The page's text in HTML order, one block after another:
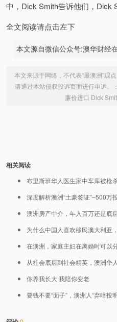
中，Dick Smith告诉他们，Dick
全文阅读请点击左下
本文源自微信公众号:澳华财经
本文来源于网络，不代表“最澳洲”观
请通过本站侵权投诉页面进行申诉。：
廉价进口 Dick
相关阅读
布里斯班华人医生家中车库被枪
深度解析澳洲“土豪签证”–500万
澳洲房产中介，年入百万还是底
为什么中国人喜欢移民澳大利亚
在澳洲，家庭主妇在离婚时可以
从社会底层到社会精英，澳洲华
你养我长大 我陪你变老
要钱不要“面子”，澳洲人“弃暗投